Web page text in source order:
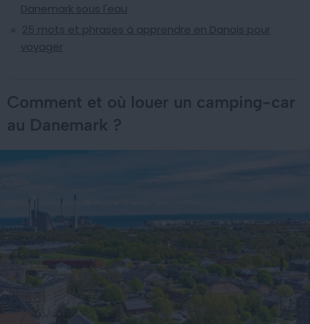
Danemark sous l'eau
25 mots et phrases à apprendre en Danois pour
voyager
Comment et où louer un camping-car
au Danemark ?